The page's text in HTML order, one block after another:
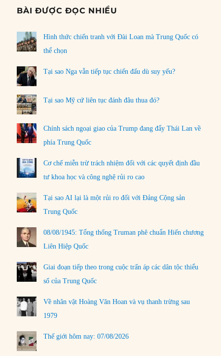
BÀI ĐƯỢC ĐỌC NHIỀU
Hình thức chiến tranh với Đài Loan mà Trung Quốc có
thể chọn
Tại sao Nga vẫn tiếp tục chiến đấu dù suy yếu?
Tại sao Mỹ cứ liên tục đánh đâu thua đó?
Chính sách ngoại giao của Trump đang đẩy Thái Lan về
phía Trung Quốc
Cơ chế miễn trừ trách nhiệm đối với các quyết định đầu
tư khoa học và công nghệ rủi ro cao
Tại sao AI lại là một rủi ro đối với Đảng Cộng sản
Trung Quốc
08/08/1945: Tổng thống Truman phê chuẩn Hiến chương
Liên Hiệp Quốc
Giai đoạn tiếp theo trong cuộc trấn áp các dân tộc thiểu
số của Trung Quốc
Về nhân vật Hoàng Văn Hoan và vụ thanh trừng sau
1979
Thế giới hôm nay: 07/08/2026